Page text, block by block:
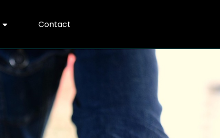
Contact